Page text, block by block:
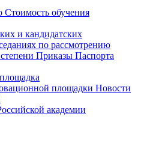
Стоимость обучения
и кандидатских
по рассмотрению
Приказы Паспорта
площадки Новости
академии